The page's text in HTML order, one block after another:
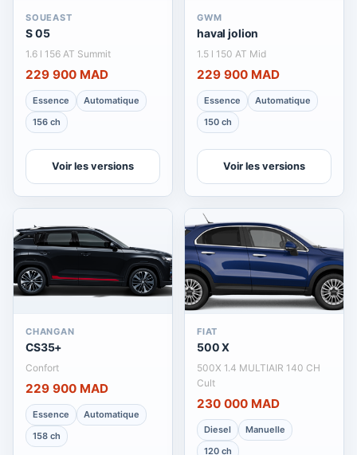
SOUEAST
S 05
1.6 l 156 AT Summit
229 900 MAD
Essence
Automatique
156 ch
Voir les versions
GWM
haval jolion
1.5 l 150 AT Mid
229 900 MAD
Essence
Automatique
150 ch
Voir les versions
CHANGAN
CS35+
Confort
229 900 MAD
Essence
Automatique
158 ch
FIAT
500 X
500X 1.4 MULTIAIR 140 CH
Cult
230 000 MAD
Diesel
Manuelle
120 ch